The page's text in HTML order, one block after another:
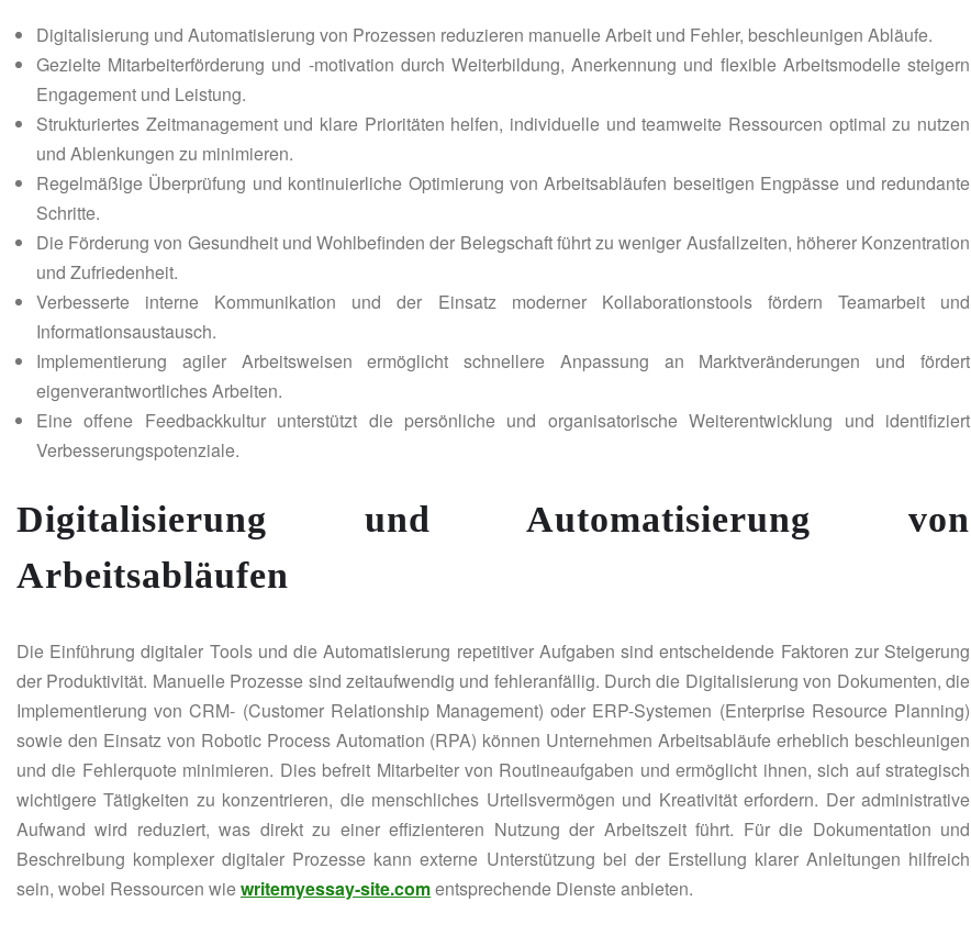
Digitalisierung und Automatisierung von Prozessen reduzieren manuelle Arbeit und Fehler, beschleunigen Abläufe.
Gezielte Mitarbeiterförderung und -motivation durch Weiterbildung, Anerkennung und flexible Arbeitsmodelle steigern
Engagement und Leistung.
Strukturiertes Zeitmanagement und klare Prioritäten helfen, individuelle und teamweite Ressourcen optimal zu nutzen
und Ablenkungen zu minimieren.
Regelmäßige Überprüfung und kontinuierliche Optimierung von Arbeitsabläufen beseitigen Engpässe und redundante
Schritte.
Die Förderung von Gesundheit und Wohlbefinden der Belegschaft führt zu weniger Ausfallzeiten, höherer Konzentration
und Zufriedenheit.
Verbesserte interne Kommunikation und der Einsatz moderner Kollaborationstools fördern Teamarbeit und
Informationsaustausch.
Implementierung agiler Arbeitsweisen ermöglicht schnellere Anpassung an Marktveränderungen und fördert
eigenverantwortliches Arbeiten.
Eine offene Feedbackkultur unterstützt die persönliche und organisatorische Weiterentwicklung und identifiziert
Verbesserungspotenziale.
Digitalisierung und Automatisierung von
Arbeitsabläufen
Die Einführung digitaler Tools und die Automatisierung repetitiver Aufgaben sind entscheidende Faktoren zur Steigerung
der Produktivität. Manuelle Prozesse sind zeitaufwendig und fehleranfällig. Durch die Digitalisierung von Dokumenten, die
Implementierung von CRM- (Customer Relationship Management) oder ERP-Systemen (Enterprise Resource Planning)
sowie den Einsatz von Robotic Process Automation (RPA) können Unternehmen Arbeitsabläufe erheblich beschleunigen
und die Fehlerquote minimieren. Dies befreit Mitarbeiter von Routineaufgaben und ermöglicht ihnen, sich auf strategisch
wichtigere Tätigkeiten zu konzentrieren, die menschliches Urteilsvermögen und Kreativität erfordern. Der administrative
Aufwand wird reduziert, was direkt zu einer effizienteren Nutzung der Arbeitszeit führt. Für die Dokumentation und
Beschreibung komplexer digitaler Prozesse kann externe Unterstützung bei der Erstellung klarer Anleitungen hilfreich
sein, wobei Ressourcen wiewritemyessay-site.comentsprechende Dienste anbieten.